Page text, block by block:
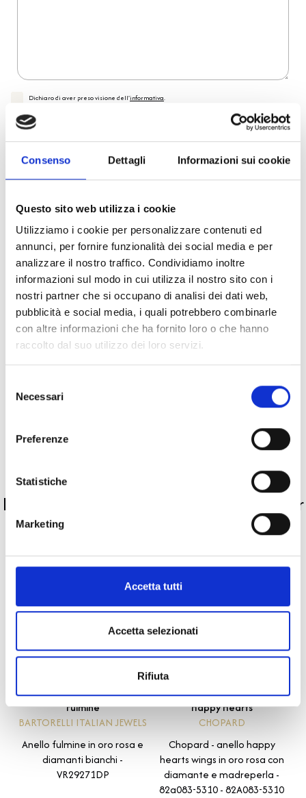
Consenso Dettagli Informazioni sui cookie
Questo sito web utilizza i cookie
Utilizziamo i cookie per personalizzare contenuti ed
annunci, per fornire funzionalità dei social media e per
analizzare il nostro traffico. Condividiamo inoltre
informazioni sul modo in cui utilizza il nostro sito con i
nostri partner che si occupano di analisi dei dati web,
pubblicità e social media, i quali potrebbero combinarle
con altre informazioni che ha fornito loro o che hanno
raccolto dal suo utilizzo dei loro servizi.
delNecessari
Preferenze
Statistiche
Marketing
Accetta tutti
Accetta selezionati
Rifiuta
Dichiaro di aver preso visione dell'informativa.
Desidero iscrivermi alla newsletter e
autorizzo al trattamento dei miei dati personali
* Campi obbligatori
Invia richiesta
Specifiche Tecniche
Marchio
Bulgari
Collezione
B.zero1
Codice
AN852405
Per
Uomo / Donna
Descrizione
Metalli
La nostra selezione di prodotti scelti per
Fulmine
BARTORELLI ITALIAN JEWELS
Anello fulmine in oro rosa e
diamanti bianchi -
VR29271DP
Happy Hearts
CHOPARD
Chopard - anello happy
hearts wings in oro rosa con
diamante e madreperla -
82a083-5310 - 82A083-5310